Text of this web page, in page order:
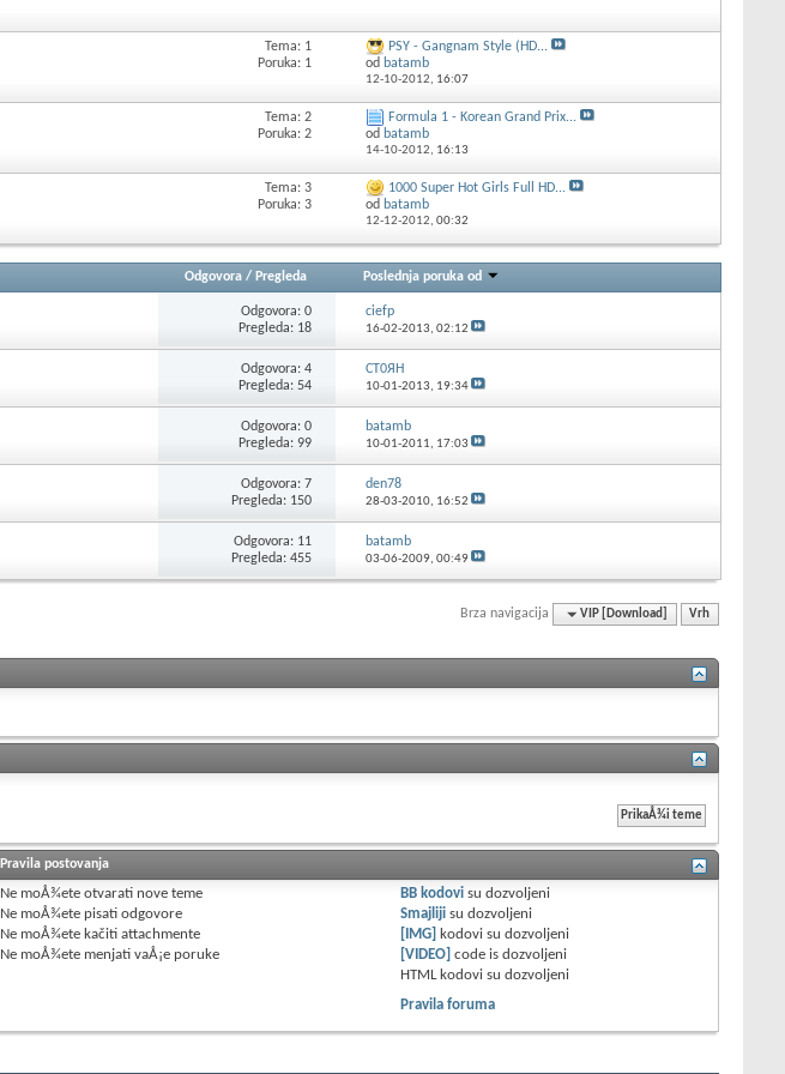
Tema: 1
Poruka: 1
PSY - Gangnam Style (HD...
od batamb
12-10-2012, 16:07
Tema: 2
Poruka: 2
Formula 1 - Korean Grand Prix...
od batamb
14-10-2012, 16:13
Tema: 3
Poruka: 3
1000 Super Hot Girls Full HD...
od batamb
12-12-2012, 00:32
Odgovora / Pregleda Poslednja poruka od
Odgovora: 0
Pregleda: 18
ciefp
16-02-2013, 02:12
Odgovora: 4
Pregleda: 54
CT0ЯH
10-01-2013, 19:34
Odgovora: 0
Pregleda: 99
batamb
10-01-2011, 17:03
Odgovora: 7
Pregleda: 150
den78
28-03-2010, 16:52
Odgovora: 11
Pregleda: 455
batamb
03-06-2009, 00:49
Brza navigacija VIP [Download] Vrh
Pravila postovanja
Ne moÅ¾ete otvarati nove teme
Ne moÅ¾ete pisati odgovore
Ne moÅ¾ete kačiti attachmente
Ne moÅ¾ete menjati vaÅ¡e poruke
BB kodovi sudozvoljeni
Smajliji sudozvoljeni
[IMG] kodovi sudozvoljeni
[VIDEO] code isdozvoljeni
HTML kodovi sudozvoljeni
Pravila foruma